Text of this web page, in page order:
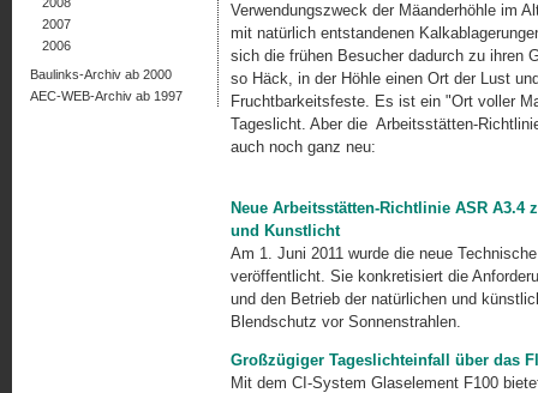
Verwendungszweck der Mäanderhöhle im
mit natürlich entstandenen
sich die frühen Besucher dadurch zu ihren
so Häck, in der Höhle einen Ort der Lust
Fruchtbarkeitsfeste. Es ist ein "Ort voller
Tageslicht. Aber die Arbeitsstätten-
auch noch ganz neu:
Neue Arbeitsstätten-Richtlinie ASR
und Kunstlicht
Am 1. Juni 2011 wurde die neue
veröffentlicht. Sie konkretisiert die
und den Betrieb der natürlichen und
Blendschutz vor Sonnenstrahlen.
Großzügiger Tageslichteinfall über das
Mit dem CI-System Glaselement F100
2007
2006
Baulinks-Archiv ab 2000
AEC-WEB-Archiv ab 1997